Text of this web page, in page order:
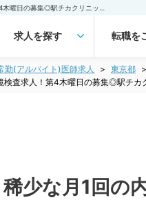
求人を探す 転職を
勤(アルバイト)医師求人 東京都
検査求人！第4木曜日の募集◎駅チカ
稀少な月1回